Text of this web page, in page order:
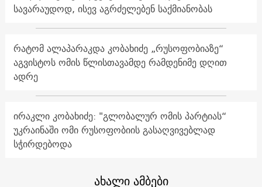
სავარაუდოდ, ისევ აგრძელებენ საქმიანობას
რატომ ალაპარაკდა კობახიძე „რუსოფობიაზე“
აგვისტოს ომის წლისთავამდე რამდენიმე დღით
ადრე
ირაკლი კობახიძე: "გლობალურ ომის პარტიას“
უკრაინაში ომი რუსოფობიის გასაღვივებლად
სჭირდებოდა
ახალი ამბები